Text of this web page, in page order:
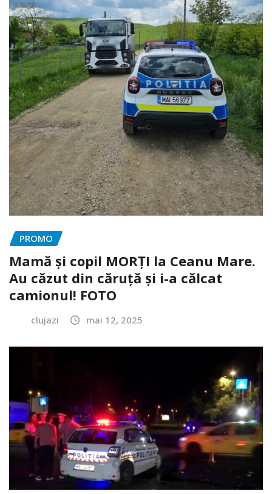
PROMO
Mamă și copil MORȚI la Ceanu Mare.
Au căzut din căruță și i-a călcat
camionul! FOTO
clujazi mai 12, 2025